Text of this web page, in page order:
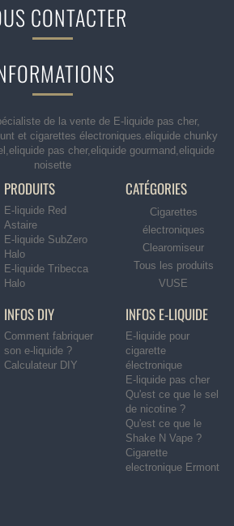
CONTACTER
de la vente de E-liquide pas cher,
et cigarettes électroniques.eliquide chunky
pas cher,eliquide gourmand,eliquide
noisette
PRODUITS
E-liquide Red
Astaire
E-liquide SubZero
Halo
E-liquide Tribecca
Halo
CATÉGORIES
Cigarettes
électroniques
Clearomiseur
Tous les produits
VUSE
INFOS DIY
Comment fabriquer
son e-liquide ?
Calculateur DIY
INFOS E-LIQUIDE
E-liquide pour
cigarette
électronique
E-liquide pas cher
Qu'est ce que le sel
de nicotine ?
Qu'est ce que le
Shake N Vape ?
Cigarette
electronique Ermont